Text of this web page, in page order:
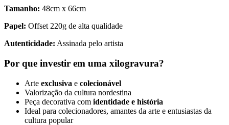
Tamanho: 48cm x 66cm
Papel: Offset 220g de alta qualidade
Autenticidade: Assinada pelo artista
Por que investir em uma xilogravura?
Arte exclusiva e colecionável
Valorização da cultura nordestina
Peça decorativa com identidade e história
Ideal para colecionadores, amantes da arte e entusiastas da
cultura popular